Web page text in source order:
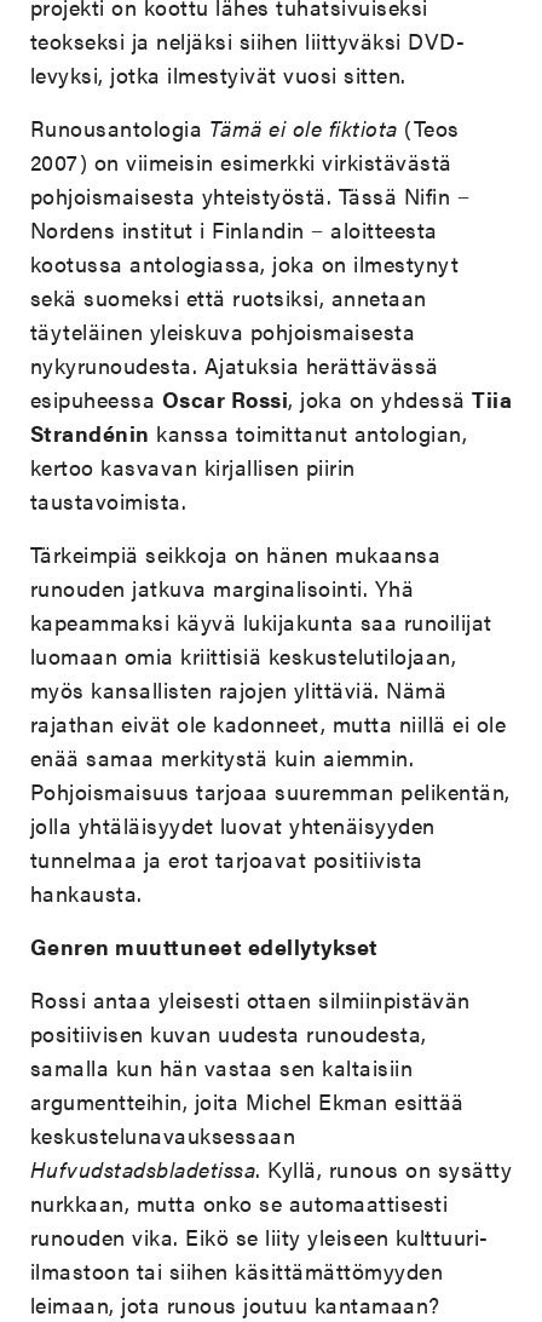
projekti on koottu lähes tuhatsivuiseksi
teokseksi ja neljäksi siihen liittyväksi DVD-
levyksi, jotka ilmestyivät vuosi sitten.
Runousantologia Tämä ei ole fiktiota (Teos
2007) on viimeisin esimerkki virkistävästä
pohjoismaisesta yhteistyöstä. Tässä Nifin −
Nordens institut i Finlandin − aloitteesta
kootussa antologiassa, joka on ilmestynyt
sekä suomeksi että ruotsiksi, annetaan
täyteläinen yleiskuva pohjoismaisesta
nykyrunoudesta. Ajatuksia herättävässä
esipuheessa Oscar Rossi, joka on yhdessäTiia
Strandénin kanssa toimittanut antologian,
kertoo kasvavan kirjallisen piirin
taustavoimista.
Tärkeimpiä seikkoja on hänen mukaansa
runouden jatkuva marginalisointi. Yhä
kapeammaksi käyvä lukijakunta saa runoilijat
luomaan omia kriittisiä keskustelutilojaan,
myös kansallisten rajojen ylittäviä. Nämä
rajathan eivät ole kadonneet, mutta niillä ei ole
enää samaa merkitystä kuin aiemmin.
Pohjoismaisuus tarjoaa suuremman pelikentän,
jolla yhtäläisyydet luovat yhtenäisyyden
tunnelmaa ja erot tarjoavat positiivista
hankausta.
Genren muuttuneet edellytykset
Rossi antaa yleisesti ottaen silmiinpistävän
positiivisen kuvan uudesta runoudesta,
samalla kun hän vastaa sen kaltaisiin
argumentteihin, joita Michel Ekman esittää
keskustelunavauksessaan
Hufvudstadsbladetissa. Kyllä, runous on sysätty
nurkkaan, mutta onko se automaattisesti
runouden vika. Eikö se liity yleiseen kulttuuri-
ilmastoon tai siihen käsittämättömyyden
leimaan, jota runous joutuu kantamaan?